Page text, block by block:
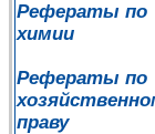
Рефераты по
химии
Рефераты по
праву